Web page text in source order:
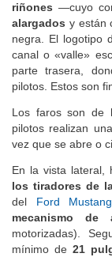
riñones —cuyo
alargados y están
negra. El logotipo
canal o «valle»
parte trasera,
pilotos. Estos son
Los faros son de
pilotos realizan
vez que se abre o
En la vista lateral,
los tiradores de
del Ford
mecanismo de
motorizadas).
mínimo de21